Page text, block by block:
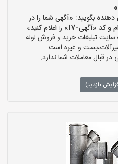
بگویید: «آگهی شما را در
17» را اعلام کنید»
سایت تبلیغات خرید و فروش لوله
و غیره است
قبال معاملات شما ندارد.
بازدید)